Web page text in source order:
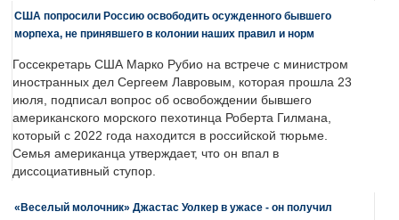
США попросили Россию освободить осужденного бывшего
морпеха, не принявшего в колонии наших правил и норм
Госсекретарь США Марко Рубио на встрече с министром
иностранных дел Сергеем Лавровым, которая прошла 23
июля, подписал вопрос об освобождении бывшего
американского морского пехотинца Роберта Гилмана,
который с 2022 года находится в российской тюрьме.
Семья американца утверждает, что он впал в
диссоциативный ступор.
«Веселый молочник» Джастас Уолкер в ужасе - он получил